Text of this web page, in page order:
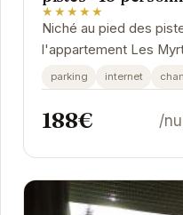
★★★★★
Niché au pied des
l'appartement Les
pour des vacances à
une...
parking internet
188€ /